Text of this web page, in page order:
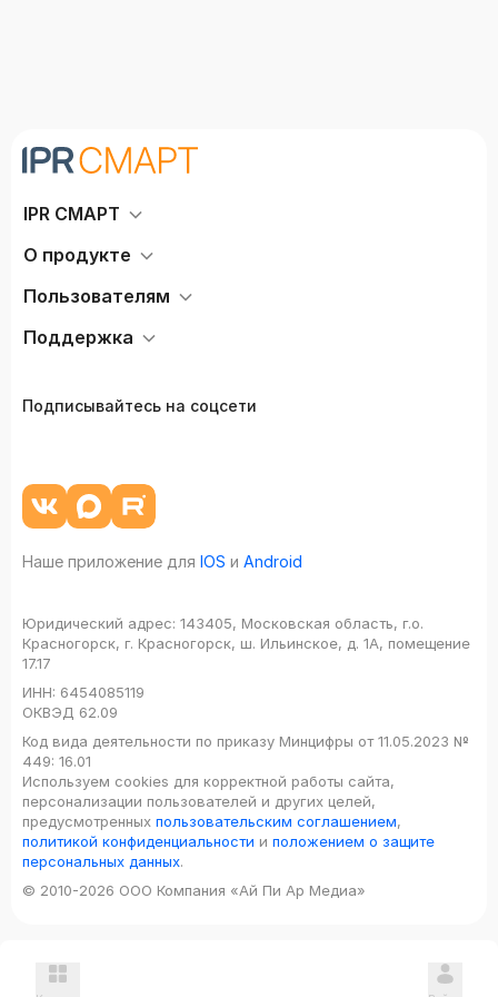
IPR СМАРТ
О продукте
Пользователям
Поддержка
Подписывайтесь на соцсети
Наше приложение для IOS и Android
Юридический адрес: 143405, Московская область, г.о.
Красногорск, г. Красногорск, ш. Ильинское, д. 1А, помещение
17.17
ИНН: 6454085119
ОКВЭД 62.09
Код вида деятельности по приказу Минцифры от 11.05.2023 №
449: 16.01
Используем cookies для корректной работы сайта,
персонализации пользователей и других целей,
предусмотренных пользовательским соглашением,
политикой конфиденциальности и положением о защите
персональных данных.
© 2010-2026 ООО Компания «Ай Пи Ар Медиа»